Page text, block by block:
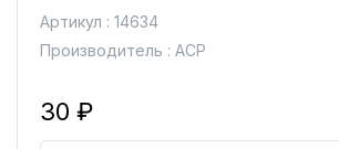
Артикул : 14634
Производитель : ACP
30 ₽